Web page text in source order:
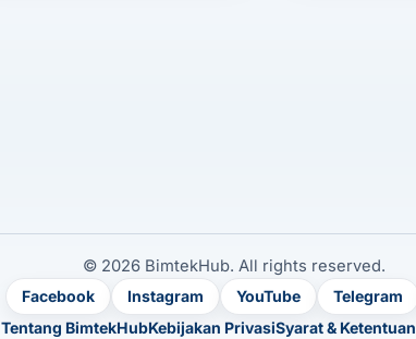
© 2026 BimtekHub. All rights reserved.
Facebook Instagram YouTube Telegram
Tentang BimtekHubKebijakan PrivasiSyarat & Ketentuan